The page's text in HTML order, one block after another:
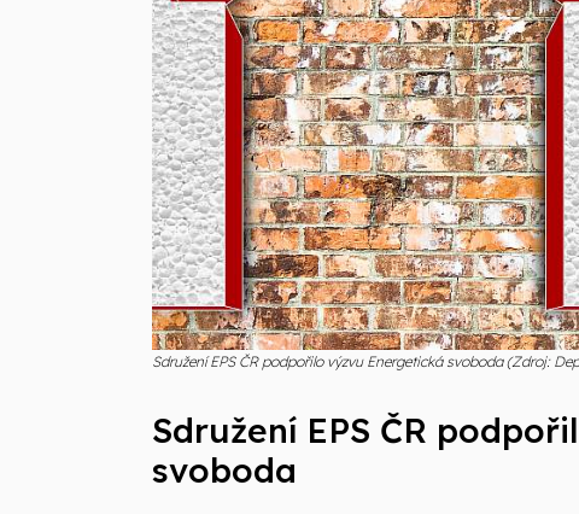
Sdružení EPS ČR podpořilo výzvu Energetická svoboda (Zdroj:
Sdružení EPS ČR
svoboda